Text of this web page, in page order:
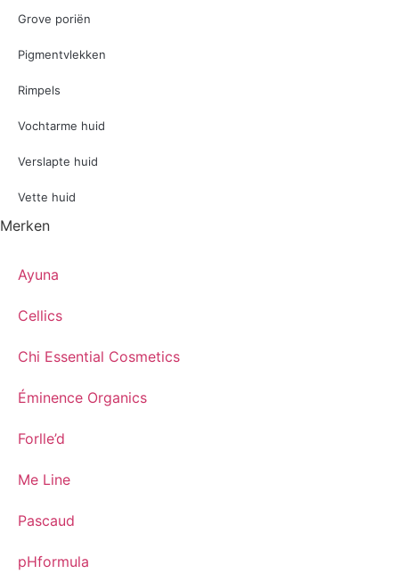
Grove poriën
Pigmentvlekken
Rimpels
Vochtarme huid
Verslapte huid
Vette huid
Merken
Ayuna
Cellics
Chi Essential Cosmetics
Éminence Organics
Forlle’d
Me Line
Pascaud
pHformula